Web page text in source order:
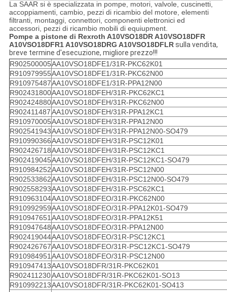
La SAAR si è specializzata in pompe, motori, valvole, cuscinetti,
accoppiamenti, cambio, pezzi di ricambio del motore, elementi
filtranti, montaggi, connettori, componenti elettronici ed
accessori, pezzi di ricambio mobili di equiupment.
Pompe a pistone di Rexroth A10VSO18DR A10VSO18DFR
A10VSO18DFR1 A10VSO18DRG A10VSO18DFLRsulla vendita,
breve termine d'esecuzione, migliore prezzo!!!
R902500005AA10VSO18DFE1/31R-PKC62K01
R910979955AA10VSO18DFE1/31R-PKC62N00
R910975487AA10VSO18DFE1/31R-PPA12N00
R902431800AA10VSO18DFEH/31R-PKC62KC1
R902424880AA10VSO18DFEH/31R-PKC62N00
R902411487AA10VSO18DFEH/31R-PPA12KC1
R910970005AA10VSO18DFEH/31R-PPA12N00
R902541943AA10VSO18DFEH/31R-PPA12N00-SO479
R910990366AA10VSO18DFEH/31R-PSC12K01
R902426718AA10VSO18DFEH/31R-PSC12KC1
R902419045AA10VSO18DFEH/31R-PSC12KC1-SO479
R910984252AA10VSO18DFEH/31R-PSC12N00
R902533862AA10VSO18DFEH/31R-PSC12N00-SO479
R902558293AA10VSO18DFEH/31R-PSC62KC1
R910963104AA10VSO18DFEO/31R-PKC62N00
R910992959AA10VSO18DFEO/31R-PPA12K01-SO479
R910947651AA10VSO18DFEO/31R-PPA12K51
R910947648AA10VSO18DFEO/31R-PPA12N00
R902419044AA10VSO18DFEO/31R-PSC12KC1
R902426767AA10VSO18DFEO/31R-PSC12KC1-SO479
R910984951AA10VSO18DFEO/31R-PSC12N00
R910947413AA10VSO18DFR/31R-PKC62K01
R902411230AA10VSO18DFR/31R-PKC62K01-SO13
R910992213AA10VSO18DFR/31R-PKC62K01-SO413